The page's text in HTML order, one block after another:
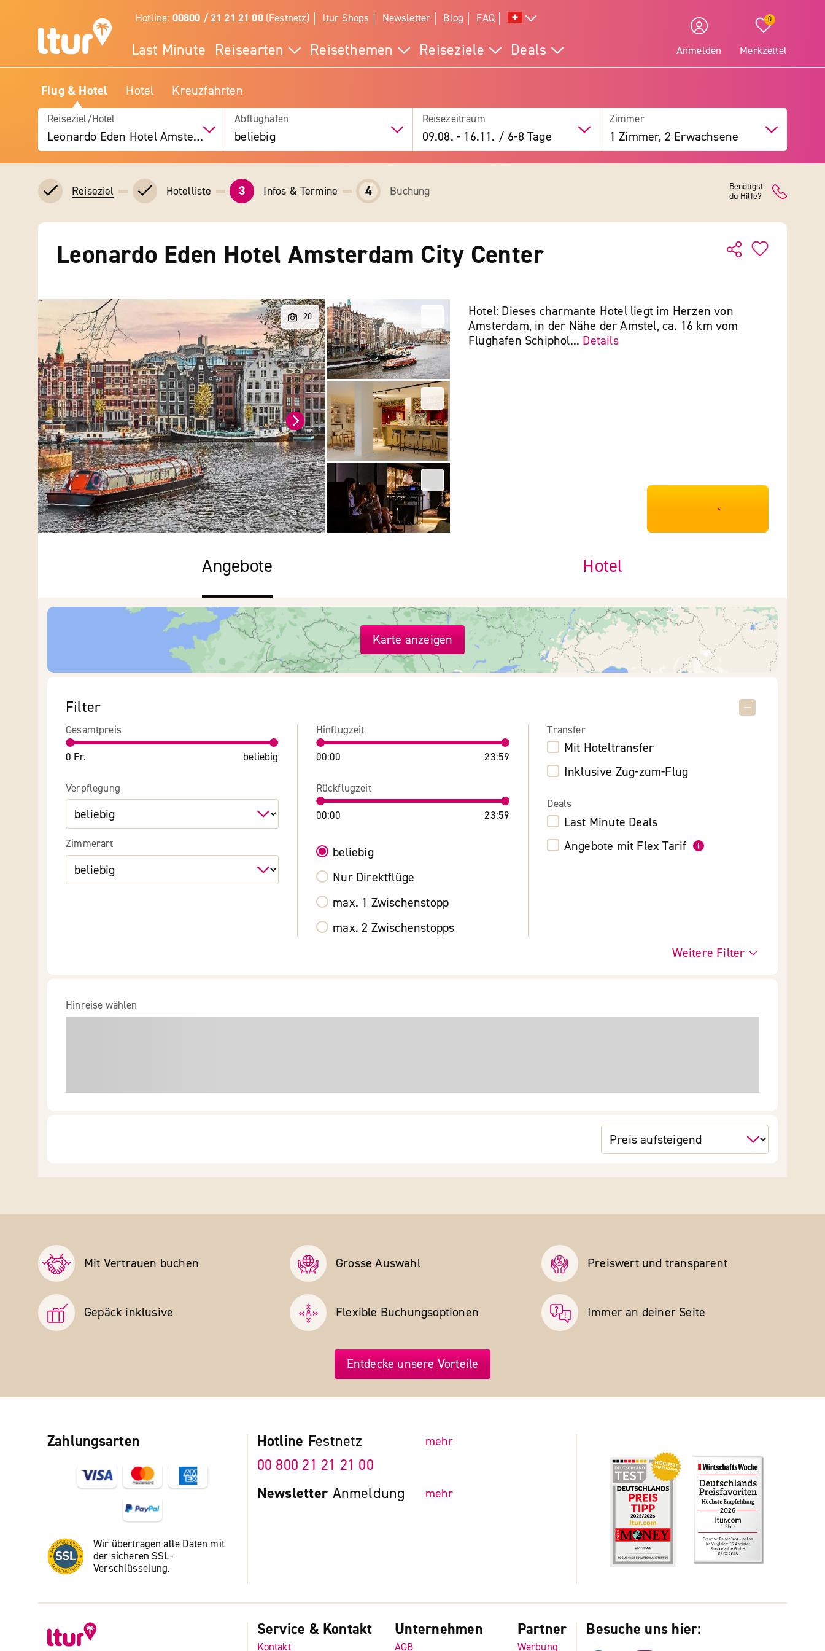
Hotline: 00800 / 21 21 21 00(Festnetz) ltur Shops Newsletter Blog FAQ
Last Minute Reisearten Reisethemen Reiseziele Deals Anmelden
0
Merkzettel
Flug & Hotel Hotel Kreuzfahrten
Reiseziel/Hotel
Leonardo Eden Hotel Amsterdam City Center
Abflughafen
beliebig
Reisezeitraum
09.08. - 16.11. / 6-8 Tage
Zimmer
1 Zimmer, 2 Erwachsene
Reiseziel Hotelliste 3 Infos & Termine 4 Buchung
Benötigst
du Hilfe?
Leonardo Eden Hotel Amsterdam City Center
Hotel: Dieses charmante Hotel liegt im Herzen von
Amsterdam, in der Nähe der Amstel, ca. 16 km vom
Flughafen Schiphol... Details
***************
Angebote Hotel
Karte anzeigen
Filter
Gesamtpreis
0 Fr. beliebig
Verpflegung
Zimmerart
Hinflugzeit
00:00 23:59
Rückflugzeit
00:00 23:59
beliebig
Nur Direktflüge
max. 1 Zwischenstopp
max. 2 Zwischenstopps
Transfer
Mit Hoteltransfer
Inklusive Zug-zum-Flug
Deals
Last Minute Deals
Angebote mit Flex Tarif
Weitere Filter
Hinreise wählen
Mit Vertrauen buchen Grosse Auswahl Preiswert und transparent
Gepäck inklusive Flexible Buchungs­optionen Immer an deiner Seite
Entdecke unsere Vorteile
Zahlungsarten
Wir übertragen alle Daten mit
der sicheren SSL-
Verschlüsselung.
Hotline Festnetz mehr
00 800 21 21 21 00
Newsletter Anmeldung mehr
Service & Kontakt
Kontakt
Unternehmen
AGB
Partner
Werbung
Besuche uns hier: